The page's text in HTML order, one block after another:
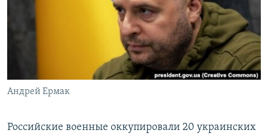
КРЫМ.НЕПОКОРЕННЫЙ
УКРАИНСКАЯ ПРОБЛЕМА КРЫМА
Все сайты RFE/RL
Андрей Ермак
Российские военные оккупировали 20 украинских